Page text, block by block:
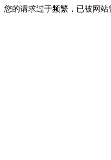
您的请求过于频繁，已被网站